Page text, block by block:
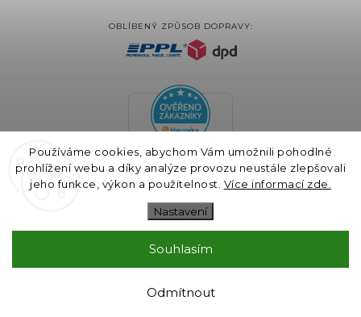
Používáme cookies, abychom Vám umožnili pohodlné
prohlížení webu a díky analýze provozu neustále zlepšovali
jeho funkce, výkon a použitelnost. Více informací zde.
Nastavení
Odmítnout
Souhlasím
OBLÍBENÝ ZPŮSOB DOPRAVY:
COPYRIGHT 2024 BLAIRE.CZ VŠECHNA PRÁVA VYHRAZENA
VYTVOŘILSHOPTET& DESIGN A KÓDOVÁNÍGALANDR.COM